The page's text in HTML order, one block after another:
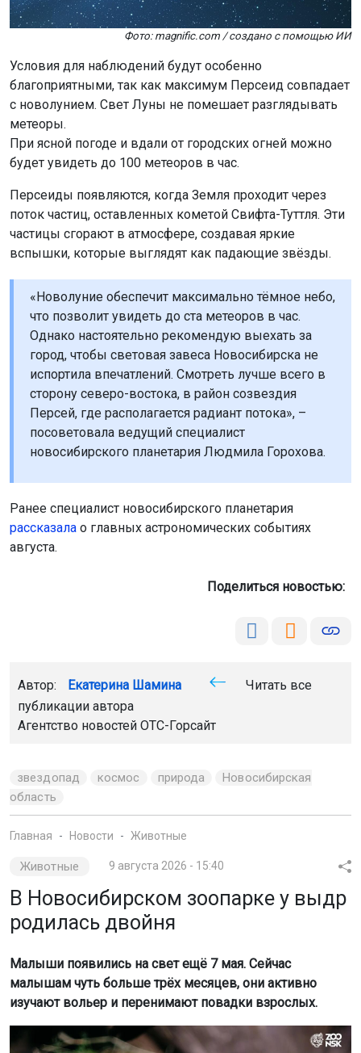
Фото: magnific.com / создано с помощью ИИ
Условия для наблюдений будут особенно
благоприятными, так как максимум Персеид совпадает
с новолунием. Свет Луны не помешает разглядывать
метеоры.
При ясной погоде и вдали от городских огней можно
будет увидеть до 100 метеоров в час.
Персеиды появляются, когда Земля проходит через
поток частиц, оставленных кометой Свифта-Туттля. Эти
частицы сгорают в атмосфере, создавая яркие
вспышки, которые выглядят как падающие звёзды.
«Новолуние обеспечит максимально тёмное небо,
что позволит увидеть до ста метеоров в час.
Однако настоятельно рекомендую выехать за
город, чтобы световая завеса Новосибирска не
испортила впечатлений. Смотреть лучше всего в
сторону северо-востока, в район созвездия
Персей, где располагается радиант потока», –
посоветовала ведущий специалист
новосибирского планетария Людмила Горохова.
Ранее специалист новосибирского планетария
рассказала о главных астрономических событиях
августа.
Поделиться новостью:
Автор: Екатерина Шамина
Читать все
публикации автора
Агентство новостей ОТС-Горсайт
звездопад космос природа
Новосибирская
область
Главная Новости Животные
Животные 9 августа 2026 - 15:40
В Новосибирском зоопарке у выдр
родилась двойня
Малыши появились на свет ещё 7 мая. Сейчас
малышам чуть больше трёх месяцев, они активно
изучают вольер и перенимают повадки взрослых.